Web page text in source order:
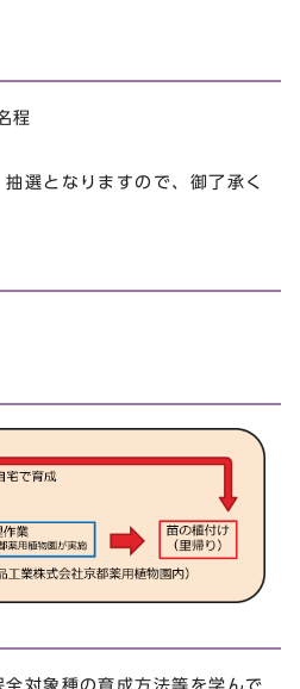
程
選となりますので、御了承く
対象種の育成方法等を学んで